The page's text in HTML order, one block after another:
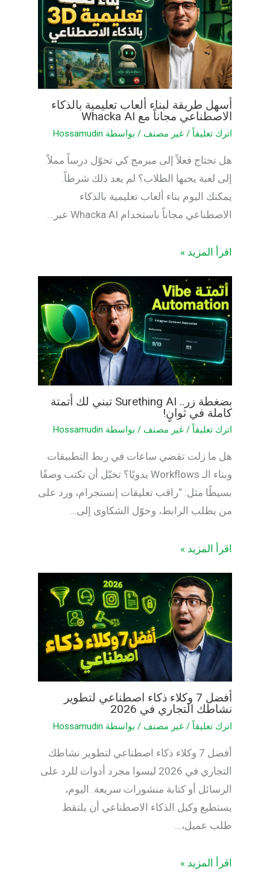
أسهل طريقة لبناء ألعاب تعليمية بالذكاء
الاصطناعي مجاناً مع Whacka AI
اترك تعليقاً / غير مصنف / بواسطة Hossamudin
هل تحتاج فعلاً إلى مبرمج كي تحوّل درساً مملاً
إلى لعبة يحبها الطلاب؟ لم يعد ذلك شرطاً.
يمكنك اليوم بناء ألعاب تعليمية بالذكاء
الاصطناعي مجاناً باستخدام Whacka AI عبر…
اقرأ المزيد »
بضغطة زر.. Surething AI تبني لك أتمتة
كاملة في ثوانٍ!
اترك تعليقاً / غير مصنف / بواسطة Hossamudin
هل ما زلت تقضي ساعات في ربط التطبيقات
وبناء الـ Workflows يدويًا؟ تخيّل أن تكتب وصفًا
بسيطًا مثل: “راقب تعليقات إنستجرام، ورد على
من يطلب الرابط، وحوّل الشكاوى إلى…
اقرأ المزيد »
أفضل 7 وكلاء ذكاء اصطناعي لتطوير
نشاطك التجاري في 2026
اترك تعليقاً / غير مصنف / بواسطة Hossamudin
أفضل 7 وكلاء ذكاء اصطناعي لتطوير نشاطك
التجاري في 2026 ليسوا مجرد أدوات للرد على
الرسائل أو كتابة منشورات سريعة. اليوم،
يستطيع وكيل الذكاء الاصطناعي أن يلتقط
طلب عميل،…
اقرأ المزيد »